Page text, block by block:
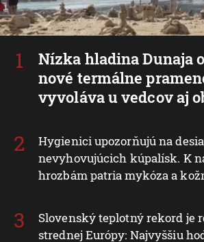
Nízka hladina Dunaja
nové termálne
vyvoláva u vedcov aj
Hygienici upozorňujú na
nevyhovujúcich kúpalísk. K
hrozbám patria mykóza a
Slovenský teplotný rekord je
strednej Európy: Najvyššiu